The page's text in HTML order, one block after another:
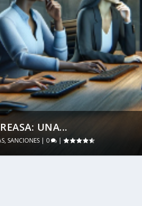
UNA...
, SANCIONES | 0 |